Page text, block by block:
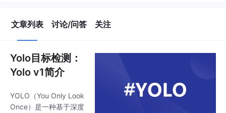
文章列表 讨论/问答 关注
Yolo目标检测：
Yolo v1简介
YOLO（You Only Look
Once）是一种基于深度